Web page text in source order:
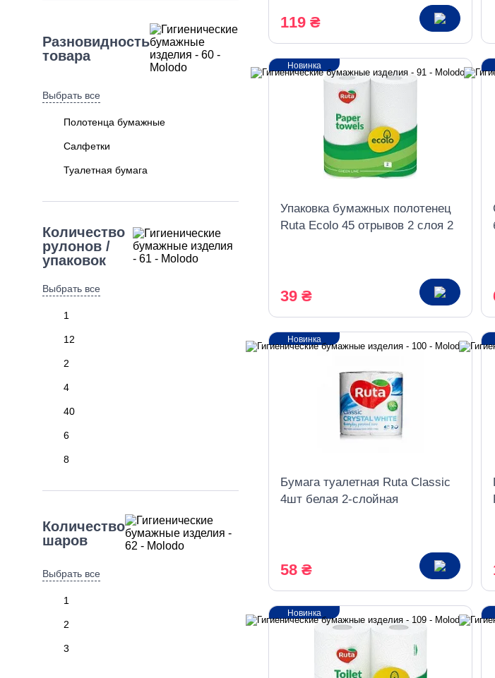
Разновидность
товара
Выбрать все
Полотенца бумажные
Салфетки
Туалетная бумага
Количество
рулонов /
упаковок
Выбрать все
1
12
2
4
40
6
8
Количество
шаров
Выбрать все
1
2
3
119 ₴
Упаковка бумажных полотенец
Ruta Ecolo 45 отрывов 2 слоя 2
39 ₴
Новинка
Бумага туалетная Ruta Classic
4шт белая 2-слойная
58 ₴
Новинка
Новинка